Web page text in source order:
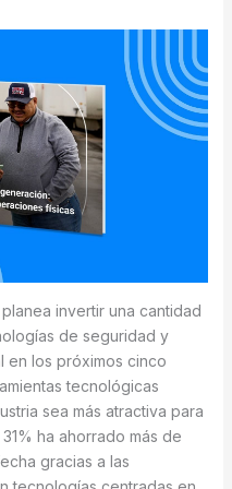
invertir una cantidad
de seguridad y
en los próximos cinco
tecnológicas
sea más atractiva para
ha ahorrado más de
gracias a las